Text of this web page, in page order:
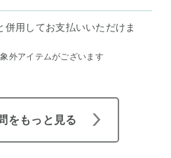
併用してお支払いいただけま
外アイテムがございます
をもっと見る